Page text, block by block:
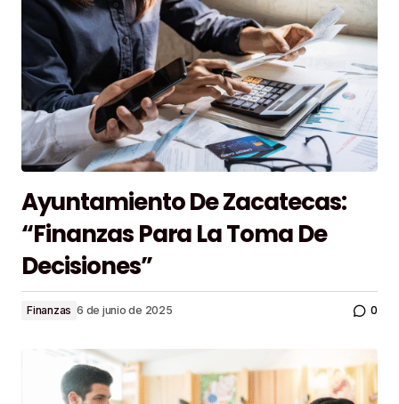
Ayuntamiento De Zacatecas:
“Finanzas Para La Toma De
Decisiones”
Finanzas 6 de junio de 2025 0